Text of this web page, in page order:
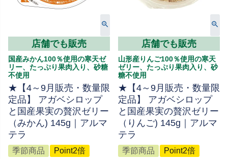
店舗でも販売
国産みかん100％使用の寒天ゼ
リー、たっぷり果肉入り、砂糖
不使用
★【4～9月販売・数量限
定品】 アガベシロップ
と国産果実の贅沢ゼリー
（みかん) 145g｜アルマ
テラ
季節商品 Point2倍
店舗でも販売
山形産りんご100％使用の寒天
ゼリー、たっぷり果肉入り、砂
糖不使用
★【4～9月販売・数量限
定品】 アガベシロップ
と国産果実の贅沢ゼリー
（りんご) 145g｜アルマ
テラ
季節商品 Point2倍